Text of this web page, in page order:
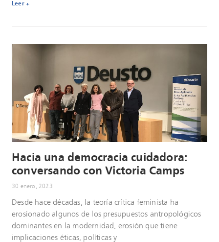
Leer +
Hacia una democracia cuidadora:
conversando con Victoria Camps
30 enero, 2023
Desde hace décadas, la teoría crítica feminista ha
erosionado algunos de los presupuestos antropológicos
dominantes en la modernidad, erosión que tiene
implicaciones éticas, políticas y